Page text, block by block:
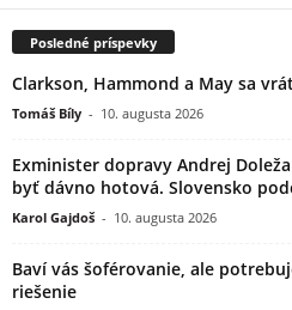
Posledné príspevky
Clarkson, Hammond a May sa
Tomáš Bíly - 10. augusta 2026
Exminister dopravy Andrej
byť dávno hotová. Slovensko
Karol Gajdoš - 10. augusta 2026
Baví vás šoférovanie, ale
riešenie